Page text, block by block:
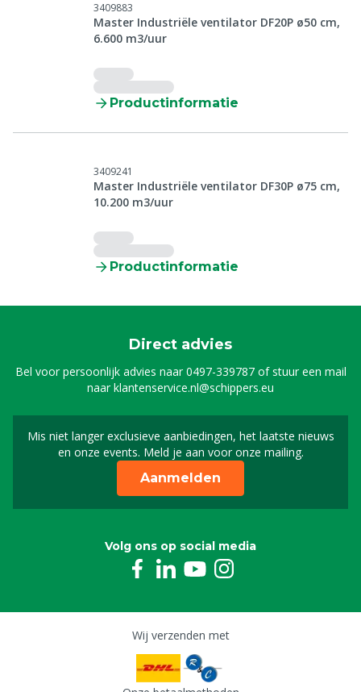
3409883
Master Industriële ventilator DF20P ø50 cm,
6.600 m3/uur
Productinformatie
3409241
Master Industriële ventilator DF30P ø75 cm,
10.200 m3/uur
Productinformatie
Direct advies
Bel voor persoonlijk advies naar0497-339787of stuur een mail
naarklantenservice.nl@schippers.eu
Mis niet langer exclusieve aanbiedingen, het laatste nieuws
en onze events. Meld je aan voor onze mailing.
Schrijf je in voor onze
Aanmelden
Volg ons op social media
Wij verzenden met